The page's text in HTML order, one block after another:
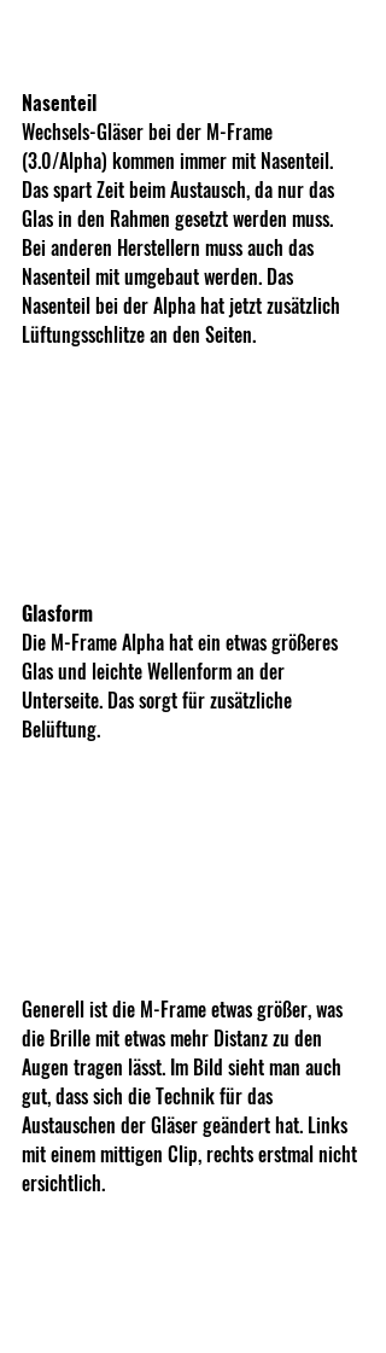
Nasenteil
Wechsels-Gläser bei der M-Frame
(3.0/Alpha) kommen immer mit Nasenteil.
Das spart Zeit beim Austausch, da nur das
Glas in den Rahmen gesetzt werden muss.
Bei anderen Herstellern muss auch das
Nasenteil mit umgebaut werden. Das
Nasenteil bei der Alpha hat jetzt zusätzlich
Lüftungsschlitze an den Seiten.
Glasform
Die M-Frame Alpha hat ein etwas größeres
Glas und leichte Wellenform an der
Unterseite. Das sorgt für zusätzliche
Belüftung.
Generell ist die M-Frame etwas größer, was
die Brille mit etwas mehr Distanz zu den
Augen tragen lässt. Im Bild sieht man auch
gut, dass sich die Technik für das
Austauschen der Gläser geändert hat. Links
mit einem mittigen Clip, rechts erstmal nicht
ersichtlich.